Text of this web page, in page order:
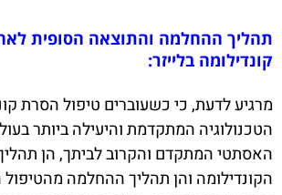
תהליך ההחלמה והתוצאה הסופית
קונדילומה בלייזר:
מרגיע לדעת, כי כשעוברים טיפול הסרת
הטכנולוגיה המתקדמת והיעילה ביותר
האסתטי המתקדם והקרוב לביתך, הן
הקונדילומה והן תהליך ההחלמה מהטיפול